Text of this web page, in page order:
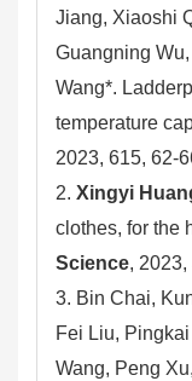
Jiang, Xiaoshi
Guangning
Wang*.
temperature
2023, 615, 62-
2. Xingyi
clothes, for the
Science, 2023,
3. Bin Chai,
Fei Liu,
Wang, Peng